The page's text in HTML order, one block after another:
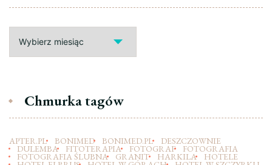
Chmurka tagów
APTER.PL BONIMED BONIMED.PL DESZCZOWNIE
DULEMBA FITOTERAPIA FOTOGRAF FOTOGRAFIA
FOTOGRAFIA ŚLUBNA GRANIT HARKILA HOTELE